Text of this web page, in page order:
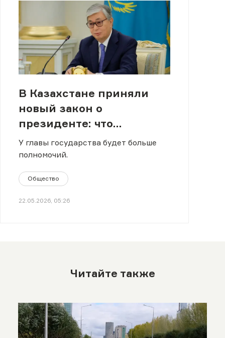
В Казахстане приняли
новый закон о
президенте: что
изменится
У главы государства будет больше
полномочий.
Общество
22.05.2026, 05:26
Читайте также